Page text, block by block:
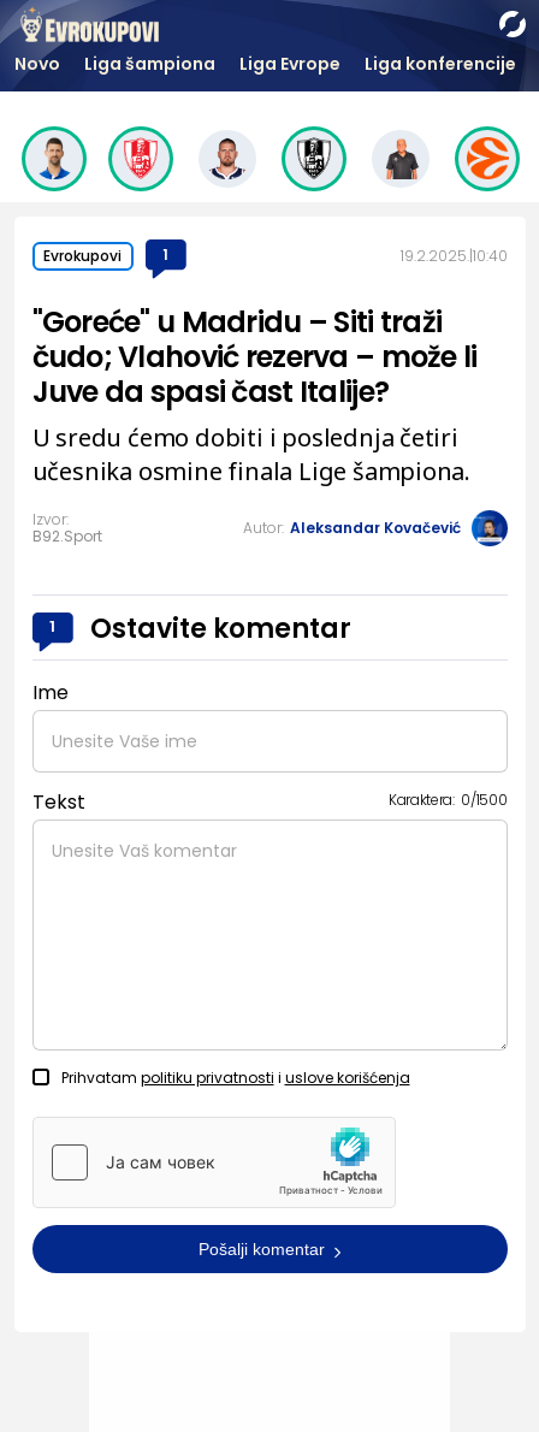
Novo Liga šampiona Liga Evrope Liga konferencije
Evrokupovi 1 19.2.2025. 10:40
"Goreće" u Madridu – Siti traži
čudo; Vlahović rezerva – može li
Juve da spasi čast Italije?
U sredu ćemo dobiti i poslednja četiri
učesnika osmine finala Lige šampiona.
Izvor:
B92.Sport
Autor: Aleksandar Kovačević
1 Ostavite komentar
Ime
Tekst Karaktera: 0/1500
Prihvatam politiku privatnosti i uslove korišćenja
Pošalji komentar